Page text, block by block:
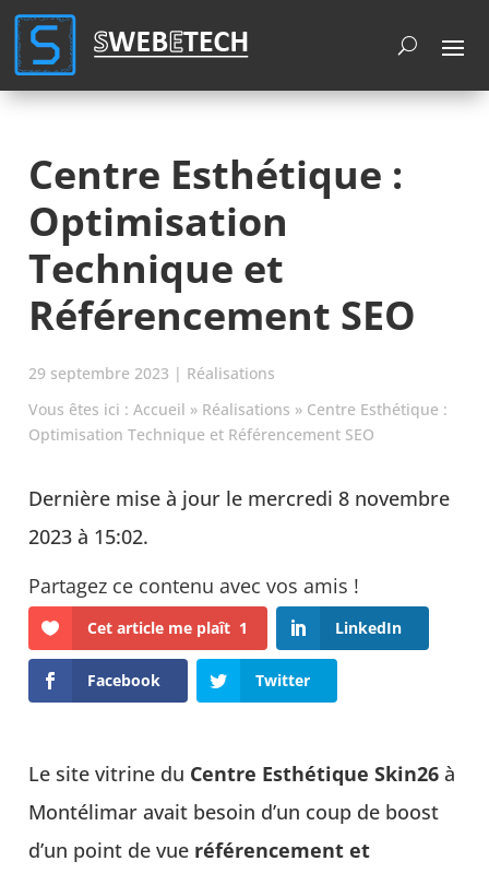
Centre Esthétique :
Optimisation
Technique et
Référencement SEO
29 septembre 2023 | Réalisations
Vous êtes ici :Accueil » Réalisations » Centre Esthétique :
Optimisation Technique et Référencement SEO
Dernière mise à jour le mercredi 8 novembre
2023 à 15:02.
Cet article me plaît 1 LinkedIn
Facebook Twitter
Le site vitrine du Centre Esthétique Skin26 à
Montélimar avait besoin d’un coup de boost
d’un point de vue référencement et
Cookies management panel